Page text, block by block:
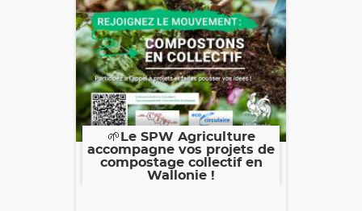
🌱Le SPW Agriculture
accompagne vos projets de
compostage collectif en
Wallonie !